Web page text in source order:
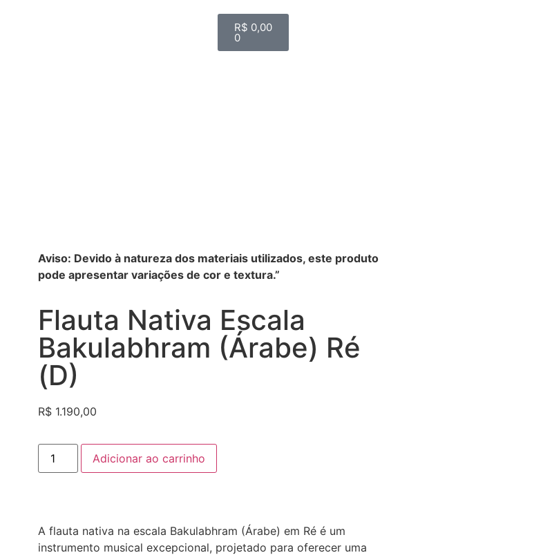
R$ 0,00
0
Aviso: Devido à natureza dos materiais utilizados, este produto
pode apresentar variações de cor e textura.”
Flauta Nativa Escala
Bakulabhram (Árabe) Ré
(D)
R$ 1.190,00
Adicionar ao carrinho
A flauta nativa na escala Bakulabhram (Árabe) em Ré é um
instrumento musical excepcional, projetado para oferecer uma